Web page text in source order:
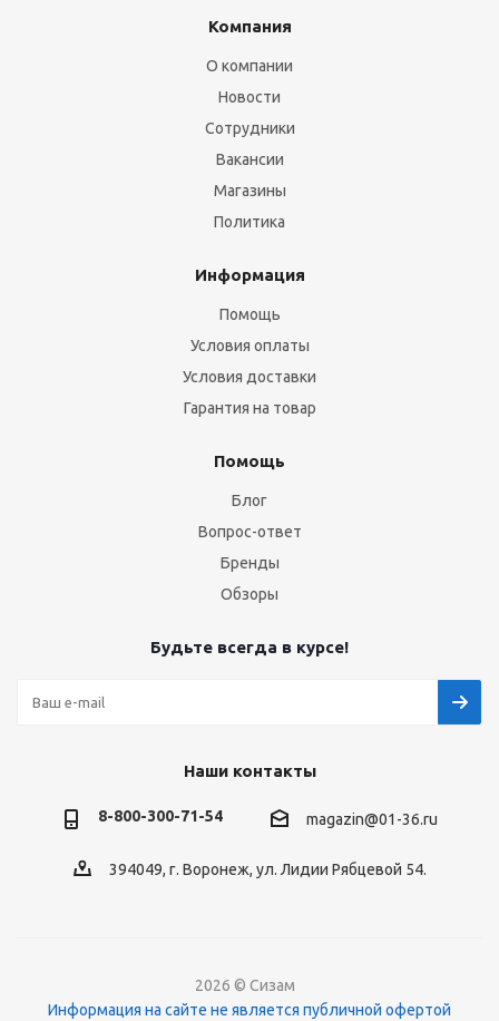
Компания
О компании
Новости
Сотрудники
Вакансии
Магазины
Политика
Информация
Помощь
Условия оплаты
Условия доставки
Гарантия на товар
Помощь
Блог
Вопрос-ответ
Бренды
Обзоры
Будьте всегда в курсе!
Наши контакты
8-800-300-71-54 magazin@01-36.ru
394049, г. Воронеж, ул. Лидии Рябцевой 54.
2026 © Сизам
Информация на сайте не является публичной офертой